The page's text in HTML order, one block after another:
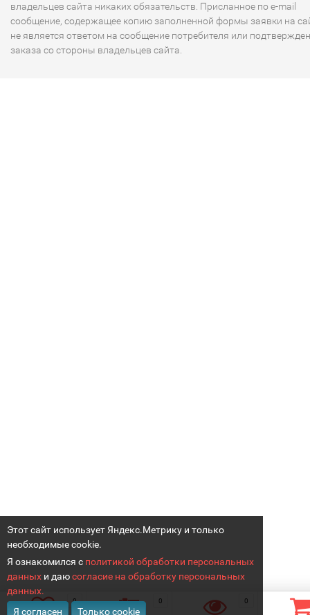
Этот сайт использует Яндекс.Метрику и только
необходимые cookie.
Я ознакомился с политикой обработки персональных
данных и даюсогласие на обработку персональных
данных.
Я согласен
Только cookie
владельцев сайта никаких обязательств. Присланное по e-mail
сообщение, содержащее копию заполненной формы заявки на
не является ответом на сообщение потребителя или
заказа со стороны владельцев сайта.
0 0 0